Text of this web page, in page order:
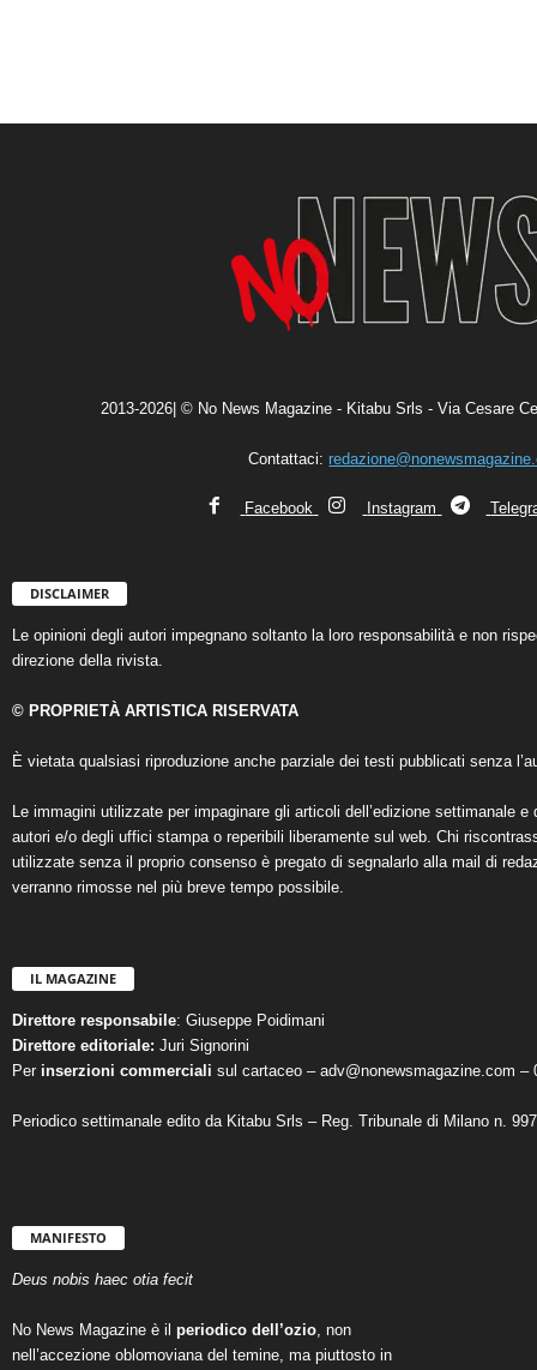
2013-2026| © No News Magazine - Kitabu Srls - Via Cesare
Contattaci:
Facebook Instagram
DISCLAIMER
Le opinioni degli autori impegnano soltanto la loro responsabilità e non
direzione della rivista.
© PROPRIETÀ ARTISTICA RISERVATA
È vietata qualsiasi riproduzione anche parziale dei testi pubblicati senza
Le immagini utilizzate per impaginare gli articoli dell’edizione settimanale
autori e/o degli uffici stampa o reperibili liberamente sul web. Chi
utilizzate senza il proprio consenso è pregato di segnalarlo alla mail di
verranno rimosse nel più breve tempo possibile.
IL MAGAZINE
Direttore responsabile: Giuseppe Poidimani
Direttore editoriale: Juri Signorini
Per inserzioni commerciali sul cartaceo – adv@nonewsmagazine.com –
Periodico settimanale edito da Kitabu Srls – Reg. Tribunale di Milano n.
MANIFESTO
Deus nobis haec otia fecit
No News Magazine è il periodico dell’ozio, non
nell’accezione oblomoviana del temine, ma piuttosto in